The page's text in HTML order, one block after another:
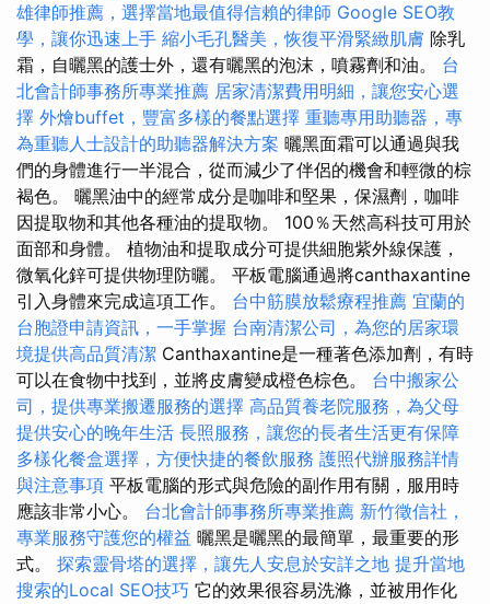
雄律師推薦，選擇當地最值得信賴的律師 Google SEO教
學，讓你迅速上手 縮小毛孔醫美，恢復平滑緊緻肌膚 除乳
霜，自曬黑的護士外，還有曬黑的泡沫，噴霧劑和油。 台
北會計師事務所專業推薦 居家清潔費用明細，讓您安心選
擇 外燴buffet，豐富多樣的餐點選擇 重聽專用助聽器，專
為重聽人士設計的助聽器解決方案 曬黑面霜可以通過與我
們的身體進行一半混合，從而減少了伴侶的機會和輕微的棕
褐色。 曬黑油中的經常成分是咖啡和堅果，保濕劑，咖啡
因提取物和其他各種油的提取物。 100％天然高科技可用於
面部和身體。 植物油和提取成分可提供細胞紫外線保護，
微氧化鋅可提供物理防曬。 平板電腦通過將canthaxantine
引入身體來完成這項工作。 台中筋膜放鬆療程推薦 宜蘭的
台胞證申請資訊，一手掌握 台南清潔公司，為您的居家環
境提供高品質清潔 Canthaxantine是一種著色添加劑，有時
可以在食物中找到，並將皮膚變成橙色棕色。 台中搬家公
司，提供專業搬遷服務的選擇 高品質養老院服務，為父母
提供安心的晚年生活 長照服務，讓您的長者生活更有保障
多樣化餐盒選擇，方便快捷的餐飲服務 護照代辦服務詳情
與注意事項 平板電腦的形式與危險的副作用有關，服用時
應該非常小心。 台北會計師事務所專業推薦 新竹徵信社，
專業服務守護您的權益 曬黑是曬黑的最簡單，最重要的形
式。 探索靈骨塔的選擇，讓先人安息於安詳之地 提升當地
搜索的Local SEO技巧 它的效果很容易洗滌，並被用作化